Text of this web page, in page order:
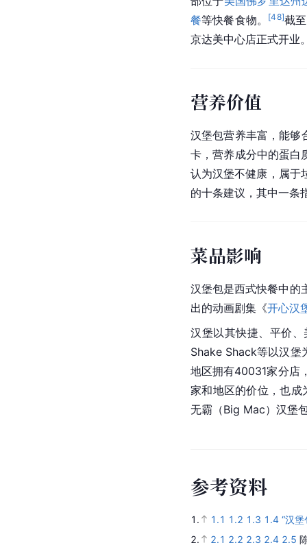
餐等快餐食物。 [48]截
京达美中心店正式开业
营养价值
汉堡包营养丰富，能够
卡，营养成分中的蛋白
认为汉堡不健康，属于
的十条建议，其中一条
菜品影响
汉堡包是西式快餐中的
出的动画剧集《开心汉
汉堡以其快捷、平价
Shake Shack等以汉堡
地区拥有40031家分店
家和地区的价位，也
无霸（Big Mac）汉堡
参考资料
1. 1.1 1.2 1.3 1.4 “汉堡
2.
2.1 2.2 2.3 2.4 2.5